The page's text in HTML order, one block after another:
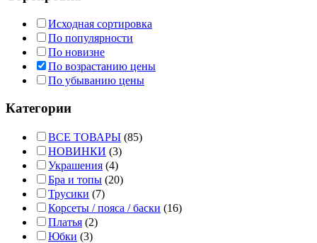
Исходная сортировка
По популярности
По новизне
По возрастанию цены
По убыванию цены
Категории
ВСЕ ТОВАРЫ (85)
НОВИНКИ (3)
Украшения (4)
Бра и топы (20)
Трусики (7)
Корсеты / пояса / баски (16)
Платья (2)
Юбки (3)